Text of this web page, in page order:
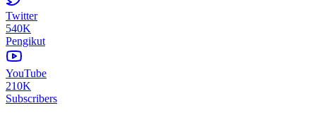
Twitter
540K
Pengikut
YouTube
210K
Subscribers